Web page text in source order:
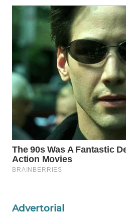
Advertorial
NEWS
WAHANA
TANI
WAHANA
ADVOKAT
WAHANA
INFRASTRUKTUR
WAHANA
KONSUMEN